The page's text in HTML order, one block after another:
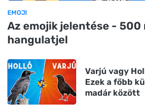
EMOJI
Az emojik jelentése - 500
hangulatjel
Varjú vagy
Ezek a főbb
madár között